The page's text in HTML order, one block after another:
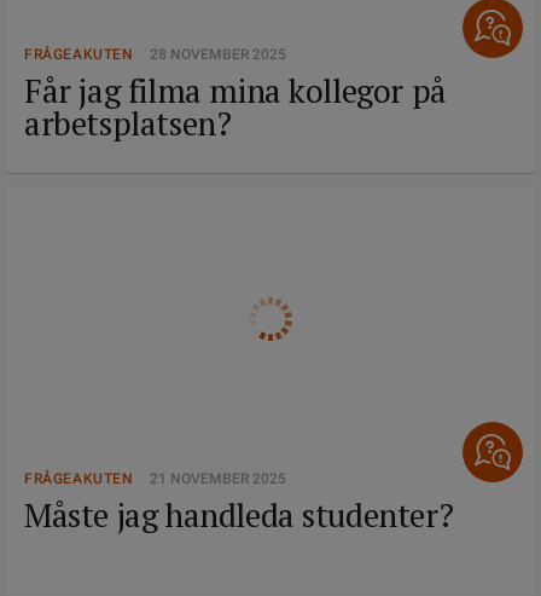
FRÅGEAKUTEN 28 NOVEMBER 2025
Får jag filma mina kollegor på
arbetsplatsen?
FRÅGEAKUTEN 21 NOVEMBER 2025
Måste jag handleda studenter?